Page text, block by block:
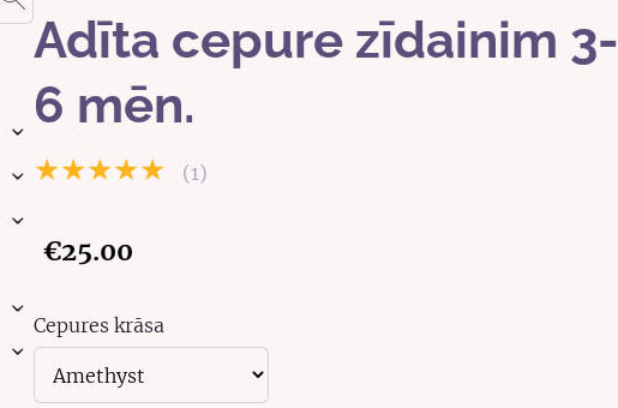
›
›
›
›
›
Adīta cepure zīdainim 3-
6 mēn.
★★★★★ (1)
€25.00
Cepures krāsa